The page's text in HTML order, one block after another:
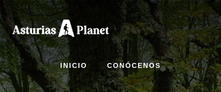
to
content
INICIO CONÓCENOS